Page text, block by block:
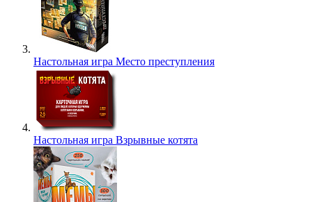
Настольная игра Место преступления
Настольная игра Взрывные котята